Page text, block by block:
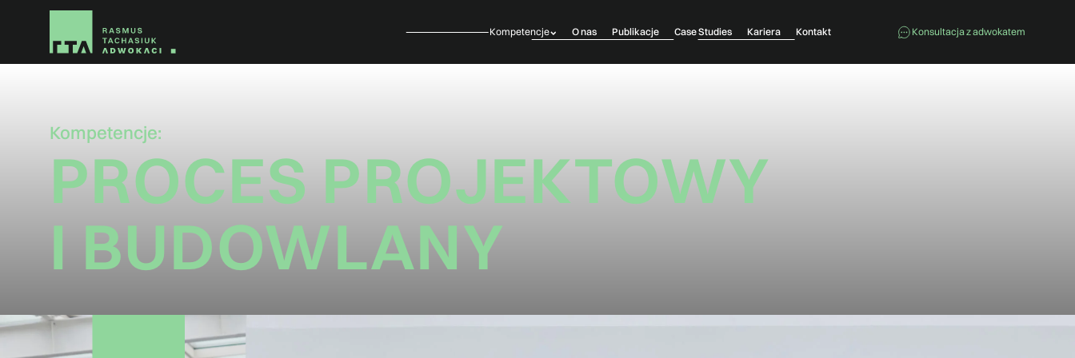
Kompetencje O nas Publikacje Case Studies Kariera Kontakt Konsultacja z adwokatem
Kompetencje:
PROCES PROJEKTOWY
I BUDOWLANY